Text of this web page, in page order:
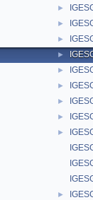
►
►
►
►
►
►
►
►
►
►